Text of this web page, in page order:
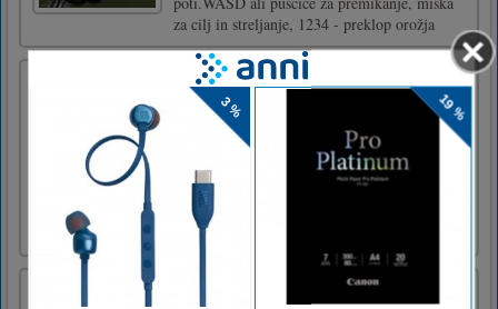
za cilj in streljanje, 1234 - preklop orožja
Igra Asmr Rezanje
Asmr Slicing Game je ugankarska igra ASMR
za rezanje predmetov za dekleta in otroke. Od
priloženih predmetov morate razrezati več
delov. Lahko preizkusite nekaj nožev iz
oglasov. Čaka vas 12 kož noža, ki jih
odklenete z zlatimi kovanci. Preskusite lahko
tudi naključno iz oglasov, [...]